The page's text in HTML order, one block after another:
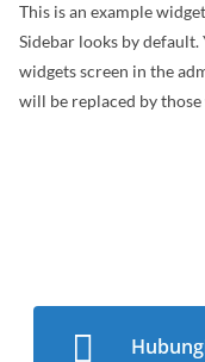
This is an example
Sidebar looks by
widgets screen in the
will be replaced by those